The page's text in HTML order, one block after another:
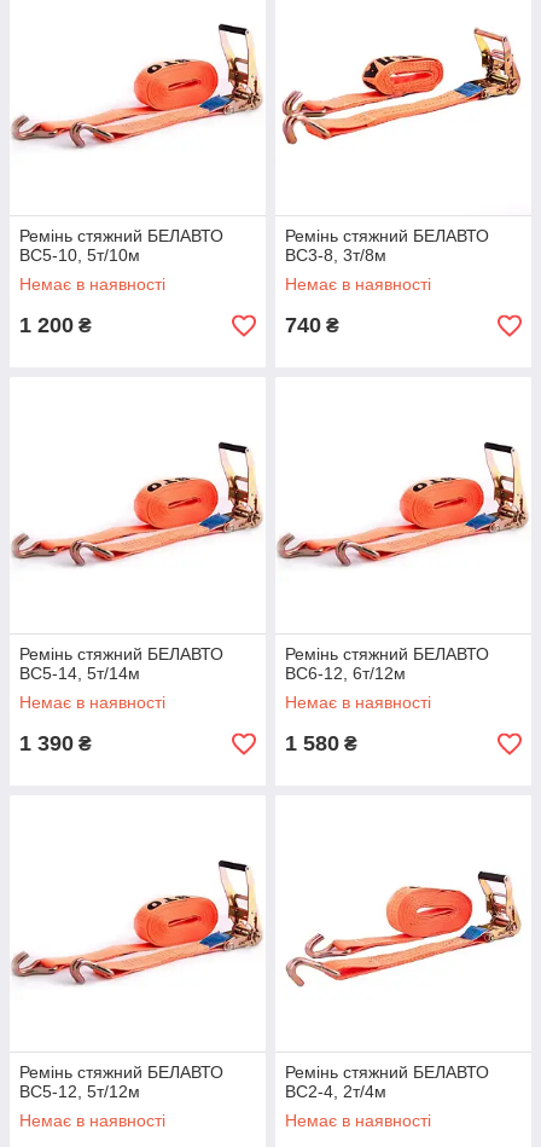
Ремінь стяжний БЕЛАВТО
BC5-10, 5т/10м
Немає в наявності
1 200 ₴
Ремінь стяжний БЕЛАВТО
BC3-8, 3т/8м
Немає в наявності
740 ₴
Ремінь стяжний БЕЛАВТО
BC5-14, 5т/14м
Немає в наявності
1 390 ₴
Ремінь стяжний БЕЛАВТО
BC6-12, 6т/12м
Немає в наявності
1 580 ₴
Ремінь стяжний БЕЛАВТО
BC5-12, 5т/12м
Немає в наявності
Ремінь стяжний БЕЛАВТО
BC2-4, 2т/4м
Немає в наявності